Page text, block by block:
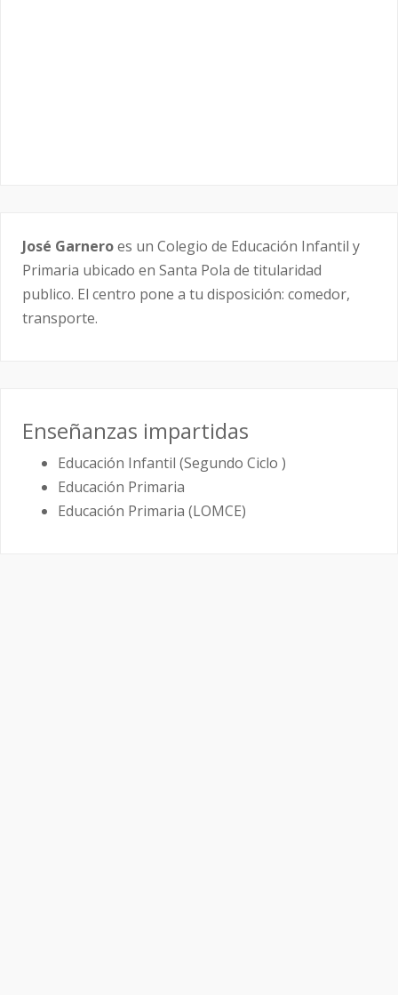
José Garneroes un Colegio de Educación Infantil y
Primaria ubicado en Santa Pola de titularidad
publico. El centro pone a tu disposición: comedor,
transporte.
Enseñanzas impartidas
Educación Infantil (Segundo Ciclo )
Educación Primaria
Educación Primaria (LOMCE)